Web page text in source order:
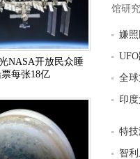
NASA开放民众睡
每张18亿
馆研
嫌
全
印
特
智